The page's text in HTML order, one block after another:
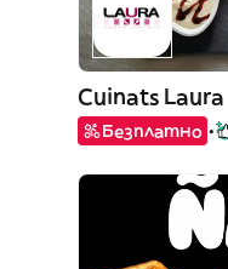
Cuinats Laura
Безплатно